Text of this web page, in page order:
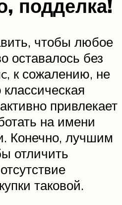
подделка!
чтобы любое
оставалось без
к сожалению, не
привлекает
на имени
Конечно, лучшим
отличить
таковой.